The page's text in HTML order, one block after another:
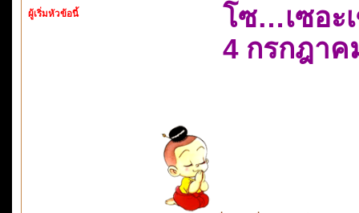
ผู้เริ่มหัวข้อนี้
โซ…เซอะ
4 กรกฎาค